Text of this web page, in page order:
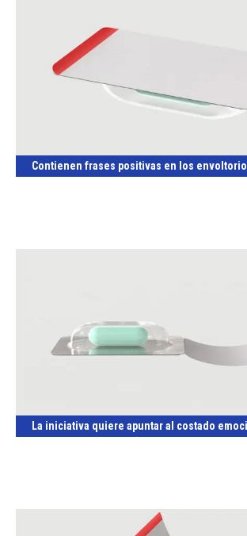
Contienen frases positivas en los
La iniciativa quiere apuntar al costado